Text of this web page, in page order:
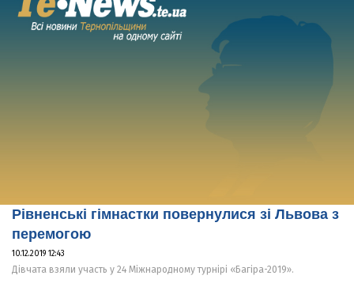
Рівненські гімнастки повернулися зі Львова з
перемогою
10.12.2019 12:43
Дівчата взяли участь у 24 Міжнародному турнірі «Багіра-2019».